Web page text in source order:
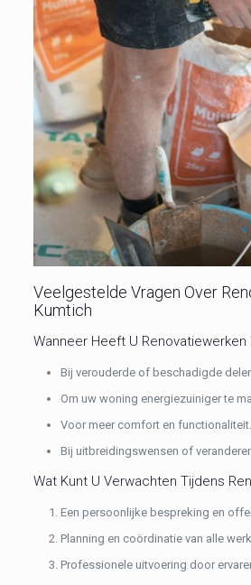
Veelgestelde Vragen Over
Kumtich
Wanneer Heeft U Renovatiewerken
Bij verouderde of beschadigde
Om uw woning energiezuiniger te
Voor meer comfort en functionaliteit.
Bij uitbreidingswensen of
Wat Kunt U Verwachten Tijdens
Een persoonlijke bespreking en
Planning en coördinatie van alle
Professionele uitvoering door